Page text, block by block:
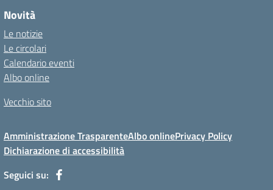
Novità
Le notizie
Le circolari
Calendario eventi
Albo online
Vecchio sito
Amministrazione TrasparenteAlbo onlinePrivacy Policy
Dichiarazione di accessibilità
Seguici su: